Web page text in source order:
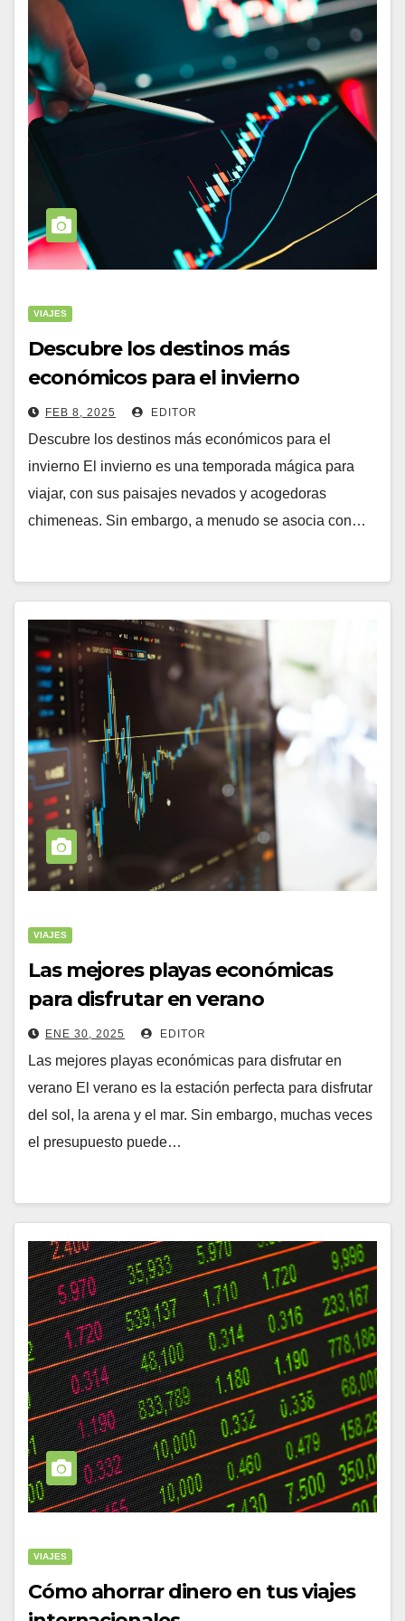
VIAJES
Descubre los destinos más
económicos para el invierno
FEB 8, 2025 EDITOR
Descubre los destinos más económicos para el
invierno El invierno es una temporada mágica para
viajar, con sus paisajes nevados y acogedoras
chimeneas. Sin embargo, a menudo se asocia con…
VIAJES
Las mejores playas económicas
para disfrutar en verano
ENE 30, 2025 EDITOR
Las mejores playas económicas para disfrutar en
verano El verano es la estación perfecta para disfrutar
del sol, la arena y el mar. Sin embargo, muchas veces
el presupuesto puede…
VIAJES
Cómo ahorrar dinero en tus viajes